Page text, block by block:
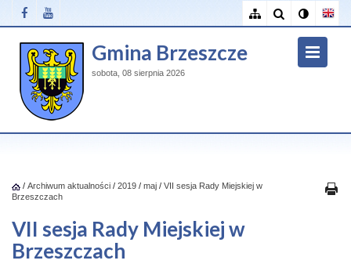
Gmina Brzeszcze
sobota, 08 sierpnia 2026
/ Archiwum aktualności / 2019 / maj / VII sesja Rady Miejskiej w
Brzeszczach
VII sesja Rady Miejskiej w
Brzeszczach